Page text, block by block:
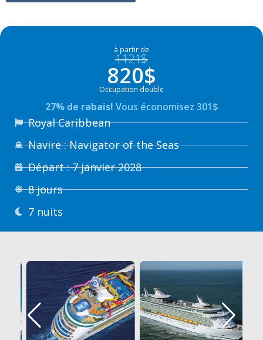
à partir de
1121$
820$
Occupation double
27% de rabais! Vous économisez 301$
Royal Caribbean
Navire : Navigator of the Seas
Départ : 7 janvier 2028
8 jours
7 nuits